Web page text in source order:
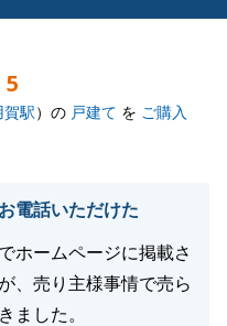
5
賀駅）の 戸建て を ご購入
電話いただけた
ホームページに掲載さ
、売り主様事情で売ら
ました。